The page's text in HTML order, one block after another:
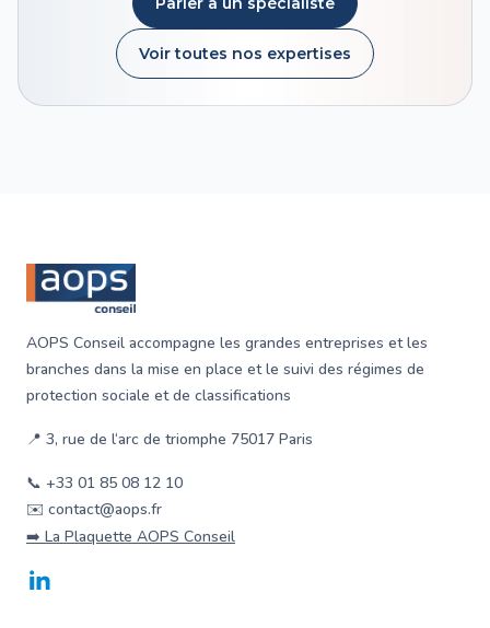
Voir toutes nos expertises
AOPS Conseil accompagne les grandes entreprises et les
branches dans la mise en place et le suivi des régimes de
protection sociale et de classifications
📍 3, rue de l‘arc de triomphe 75017 Paris
📞 +33 01 85 08 12 10
✉️ contact@aops.fr
➡️ La Plaquette AOPS Conseil
LinkedIn